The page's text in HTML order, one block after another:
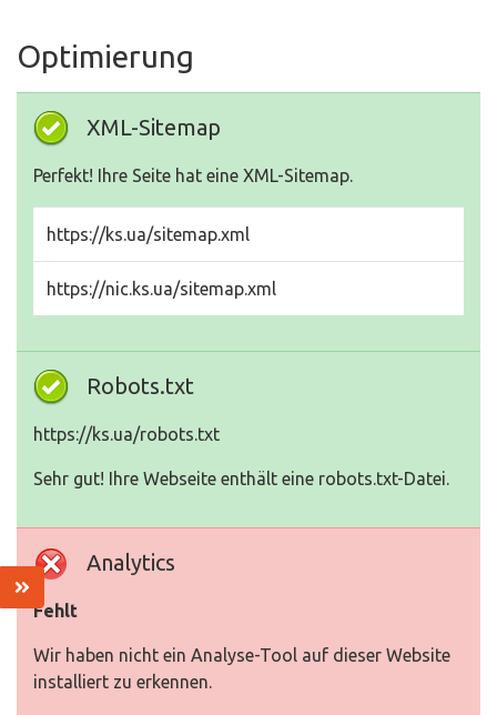
Optimierung
XML-Sitemap
Perfekt! Ihre Seite hat eine XML-Sitemap.
https://ks.ua/sitemap.xml
https://nic.ks.ua/sitemap.xml
Robots.txt
https://ks.ua/robots.txt
Sehr gut! Ihre Webseite enthält eine robots.txt-Datei.
Analytics
Fehlt
Wir haben nicht ein Analyse-Tool auf dieser Website
installiert zu erkennen.